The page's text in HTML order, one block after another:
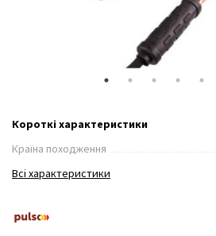
Короткі характеристики
Країна походження
Всі характеристики